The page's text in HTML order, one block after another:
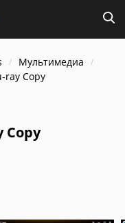
Мультимедиа
ray Copy
Copy